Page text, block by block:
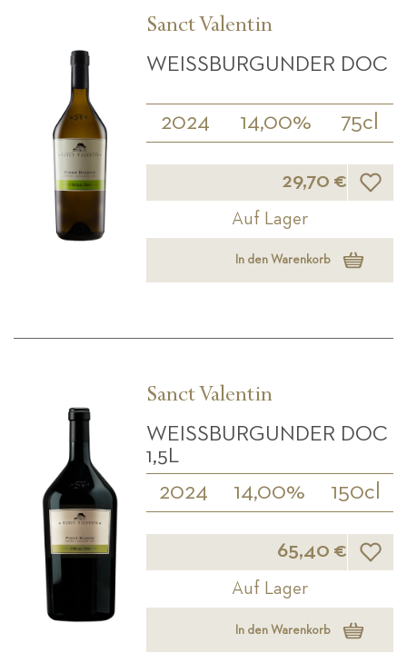
Sanct Valentin
WEISSBURGUNDER DOC
2024 14,00% 75cl
29,70 €
Auf Lager
In den Warenkorb
Sanct Valentin
WEISSBURGUNDER DOC 1
,5L
2024 14,00% 150cl
65,40 €
Auf Lager
In den Warenkorb